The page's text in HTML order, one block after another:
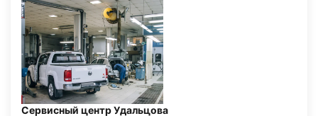
Сервисный центр Удальцова